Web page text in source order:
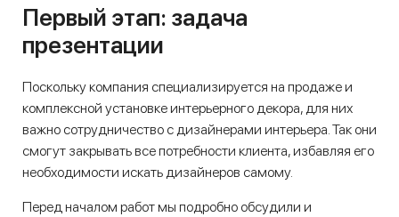
Первый этап: задача
презентации
Поскольку компания специализируется на продаже и
комплексной установке интерьерного декора, для них
важно сотрудничество с дизайнерами интерьера. Так они
смогут закрывать все потребности клиента, избавляя его
необходимости искать дизайнеров самому.
Перед началом работ мы подробно обсудили и